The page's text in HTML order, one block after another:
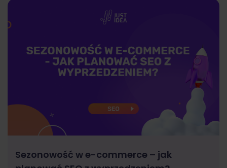
Sezonowość w e-commerce – jak